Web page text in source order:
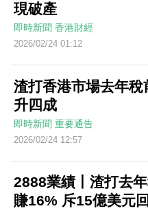
現破產
即時新聞 香港財經
2026/02/24 01:12
渣打香港市場去年稅
升四成
即時新聞 重要通告
2026/02/24 12:57
2888業績丨渣打去
賺16% 斥15億美元